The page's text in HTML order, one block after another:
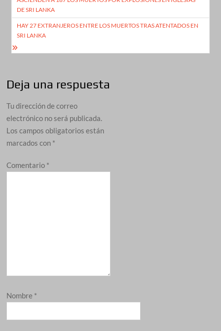
de
entradas
DE SRI LANKA
HAY 27 EXTRANJEROS ENTRE LOS MUERTOS TRAS ATENTADOS EN
SRI LANKA
Deja una respuesta
Tu dirección de correo
electrónico no será publicada.
Los campos obligatorios están
marcados con *
Comentario *
Nombre *